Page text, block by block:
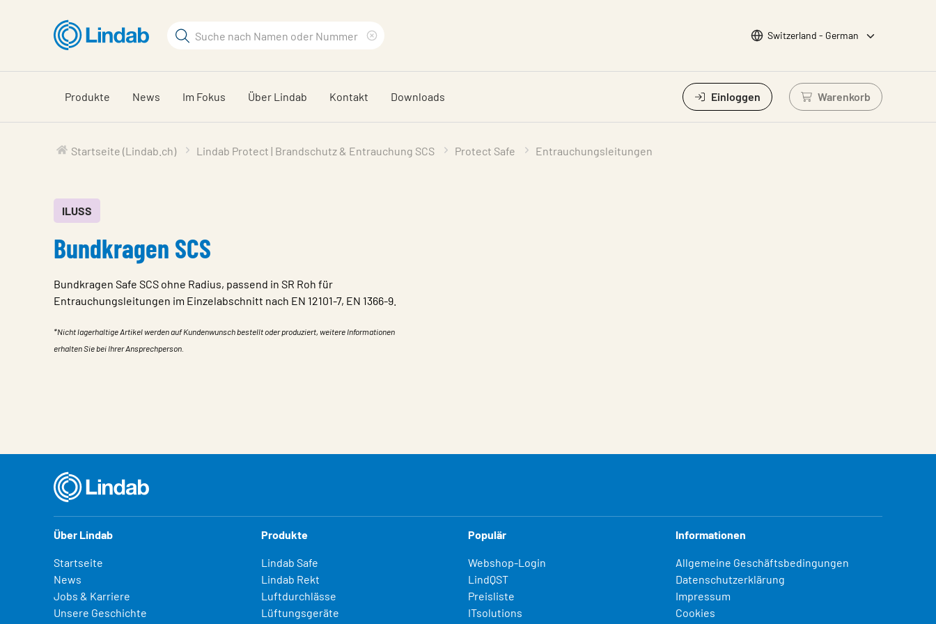
Hauptinhalt
Suchbegriff
durchsuchen
löschen
Sprache wählen
Switzerland - German
Produkte News Im Fokus Über Lindab Kontakt Downloads Einloggen Warenkorb
Einloggen um
Startseite (Lindab.ch) Lindab Protect | Brandschutz & Entrauchung SCS Protect Safe Entrauchungsleitungen
ILUSS
Bundkragen SCS
Bundkragen Safe SCS ohne Radius, passend in SR Roh für
Entrauchungsleitungen im Einzelabschnitt nach EN 12101-7, EN 1366-9.
*Nicht lagerhaltige Artikel werden auf Kundenwunsch bestellt oder produziert, weitere Informationen
erhalten Sie bei Ihrer Ansprechperson.
Über Lindab
Startseite
News
Jobs & Karriere
Unsere Geschichte
Produkte
Lindab Safe
Lindab Rekt
Luftdurchlässe
Lüftungsgeräte
Populär
Webshop-Login
LindQST
Preisliste
ITsolutions
Informationen
Allgemeine Geschäftsbedingungen
Datenschutzerklärung
Impressum
Cookies